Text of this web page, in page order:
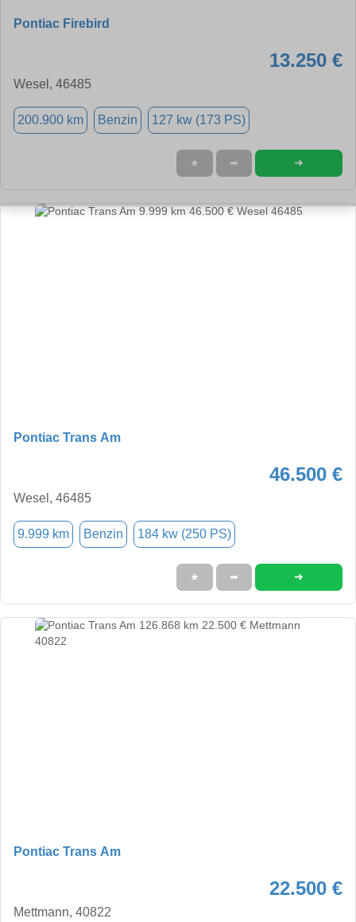
Pontiac Firebird
13.250 €
Wesel, 46485
200.900 km Benzin 127 kw (173 PS)
★ ➦ ➜
Pontiac Trans Am
46.500 €
Wesel, 46485
9.999 km Benzin 184 kw (250 PS)
★ ➦ ➜
Pontiac Trans Am
22.500 €
Mettmann, 40822